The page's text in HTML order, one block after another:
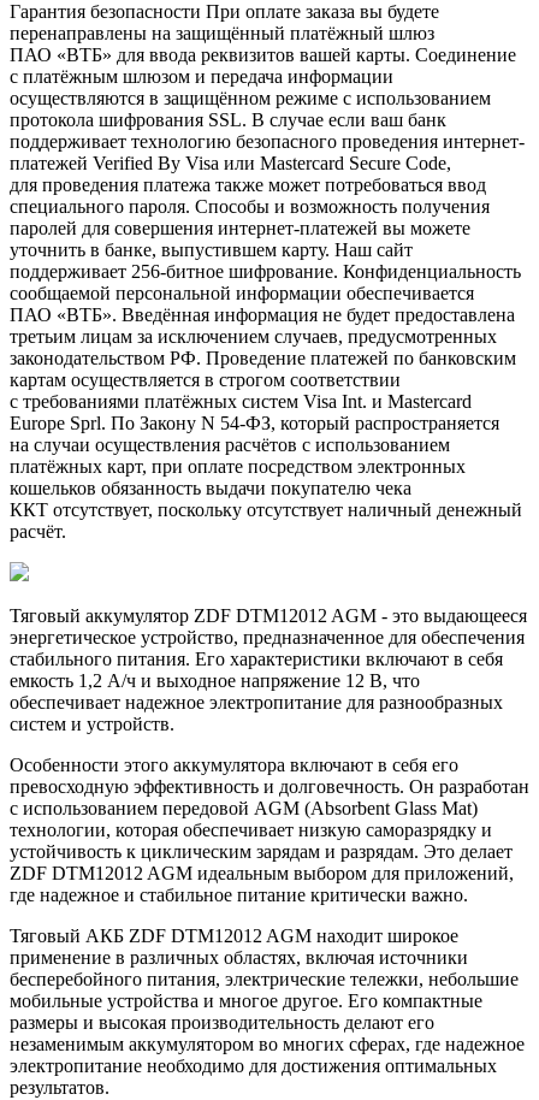
Гарантия безопасности При оплате заказа вы будете
перенаправлены на защищённый платёжный шлюз
ПАО «ВТБ» для ввода реквизитов вашей карты. Соединение
с платёжным шлюзом и передача информации
осуществляются в защищённом режиме с использованием
протокола шифрования SSL. В случае если ваш банк
поддерживает технологию безопасного проведения интернет-
платежей Verified By Visa или Mastercard Secure Code,
для проведения платежа также может потребоваться ввод
специального пароля. Способы и возможность получения
паролей для совершения интернет-платежей вы можете
уточнить в банке, выпустившем карту. Наш сайт
поддерживает 256-битное шифрование. Конфиденциальность
сообщаемой персональной информации обеспечивается
ПАО «ВТБ». Введённая информация не будет предоставлена
третьим лицам за исключением случаев, предусмотренных
законодательством РФ. Проведение платежей по банковским
картам осуществляется в строгом соответствии
с требованиями платёжных систем Visa Int. и Mastercard
Europe Sprl. По Закону N 54-ФЗ, который распространяется
на случаи осуществления расчётов с использованием
платёжных карт, при оплате посредством электронных
кошельков обязанность выдачи покупателю чека
ККТ отсутствует, поскольку отсутствует наличный денежный
расчёт.
Тяговый аккумулятор ZDF DTM12012 AGM - это выдающееся
энергетическое устройство, предназначенное для обеспечения
стабильного питания. Его характеристики включают в себя
емкость 1,2 А/ч и выходное напряжение 12 В, что
обеспечивает надежное электропитание для разнообразных
систем и устройств.
Особенности этого аккумулятора включают в себя его
превосходную эффективность и долговечность. Он разработан
с использованием передовой AGM (Absorbent Glass Mat)
технологии, которая обеспечивает низкую саморазрядку и
устойчивость к циклическим зарядам и разрядам. Это делает
ZDF DTM12012 AGM идеальным выбором для приложений,
где надежное и стабильное питание критически важно.
Тяговый АКБ ZDF DTM12012 AGM находит широкое
применение в различных областях, включая источники
бесперебойного питания, электрические тележки, небольшие
мобильные устройства и многое другое. Его компактные
размеры и высокая производительность делают его
незаменимым аккумулятором во многих сферах, где надежное
электропитание необходимо для достижения оптимальных
результатов.